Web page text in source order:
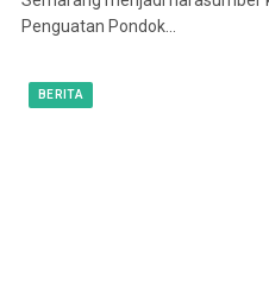
Penguatan Pondok…
BERITA